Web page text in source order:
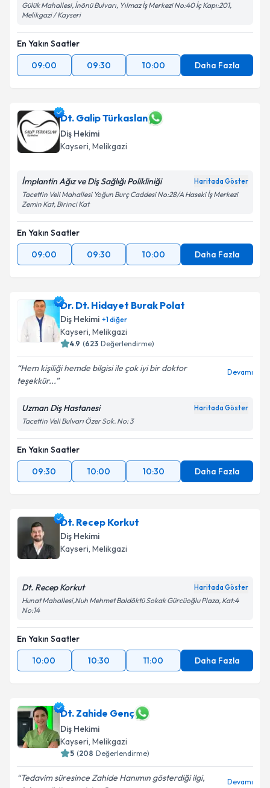
Gülük Mahallesi, İnönü Bulvarı, Yılmaz İş Merkezi No:40 İç Kapı:201,
Melikgazi / Kayseri
En Yakın Saatler
09:00
09:30 10:00 Daha Fazla
Dt. Galip Türkaslan
Diş Hekimi
Kayseri, Melikgazi
İmplantin Ağız ve Diş Sağlığı Polikliniği Haritada Göster
Tacettin Veli Mahallesi Yoğun Burç Caddesi No:28/A Haseki İş Merkezi
Zemin Kat, Birinci Kat
En Yakın Saatler
09:00
09:30 10:00 Daha Fazla
Dr. Dt. Hidayet Burak Polat
Diş Hekimi +1diğer
Kayseri, Melikgazi
4.9 (623 Değerlendirme)
Hem kişiliği hemde bilgisi ile çok iyi bir doktor
teşekkür...
Devamı
Uzman Diş Hastanesi Haritada Göster
Tacettin Veli Bulvarı Özer Sok. No: 3
En Yakın Saatler
09:30
10:00 10:30 Daha Fazla
Dt. Recep Korkut
Diş Hekimi
Kayseri, Melikgazi
Dt. Recep Korkut Haritada Göster
Hunat Mahallesi,Nuh Mehmet Baldöktü Sokak Gürcüoğlu Plaza, Kat:4
No:14
En Yakın Saatler
10:00
10:30 11:00 Daha Fazla
Dt. Zahide Genç
Diş Hekimi
Kayseri, Melikgazi
5 (208 Değerlendirme)
Tedavim süresince Zahide Hanımın gösterdiği ilgi,
Devamı